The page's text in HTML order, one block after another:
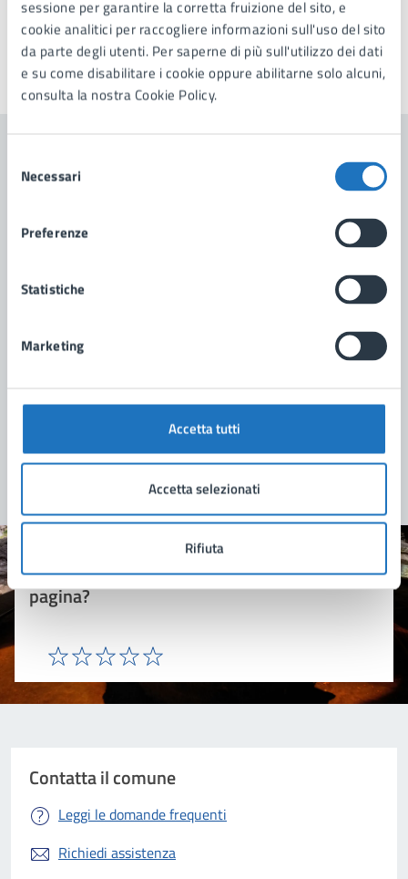
sessione per garantire la corretta fruizione del sito, e
cookie analitici per raccogliere informazioni sull'uso del sito
da parte degli utenti. Per saperne di più sull'utilizzo dei dati
e su come disabilitare i cookie oppure abilitarne solo alcuni,
consulta la nostra Cookie Policy.
delNecessari
Preferenze
Statistiche
Marketing
Accetta tutti
Accetta selezionati
Rifiuta
Ultimo aggiornamento: 01/04/2025, 17:24
Notizie
Avviso pubblico – Percorsi di autonomia per
Avviso pubblico per la partecipazione a percorsi di
autonomia per persone con disabilita’
Quanto sono chiare le informazioni su questa
pagina?
Valuta 5 stelle su 5
Valuta 4 stelle su 5
Valuta 3 stelle su 5
Valuta 2 stelle su 5
Valuta 1 stelle su 5
Contatta il comune
Leggi le domande frequenti
Richiedi assistenza